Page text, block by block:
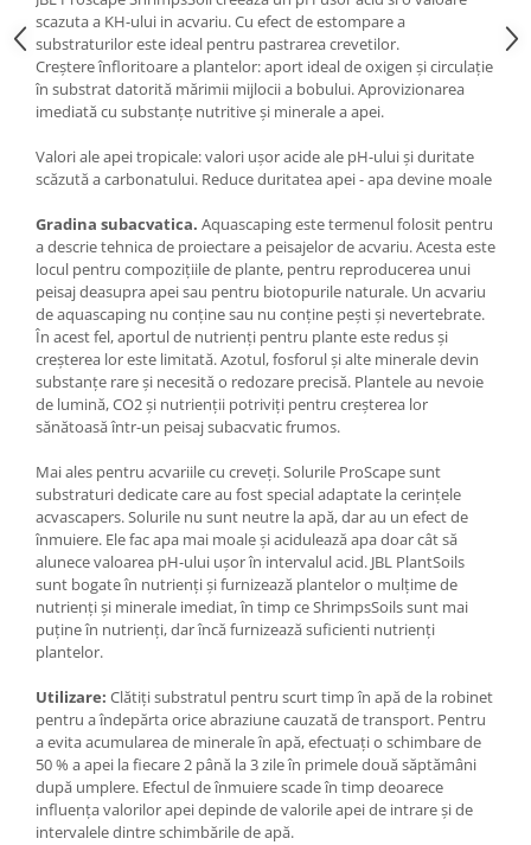
Lampi terarii
Suplimente vitamino minerale
reptile
Accesorii diverse terarii
Igiena Iazuri
Hrana pesti iazuri
Teste apa iaz
Filtre iaz
Pompe iaz
Incalzitor Iaz
Accesorii iaz
Cai
Toaletare cai
Casti echitatie
Accesorii cai
scazuta a KH-ului in acvariu. Cu efect de estompare a
substraturilor este ideal pentru pastrarea crevetilor.
Creștere înfloritoare a plantelor: aport ideal de oxigen și circulație
în substrat datorită mărimii mijlocii a bobului. Aprovizionarea
imediată cu substanțe nutritive și minerale a apei.
Valori ale apei tropicale: valori ușor acide ale pH-ului și duritate
scăzută a carbonatului. Reduce duritatea apei - apa devine moale
Gradina subacvatica. Aquascaping este termenul folosit pentru
a descrie tehnica de proiectare a peisajelor de acvariu. Acesta este
locul pentru compozițiile de plante, pentru reproducerea unui
peisaj deasupra apei sau pentru biotopurile naturale. Un acvariu
de aquascaping nu conține sau nu conține pești și nevertebrate.
În acest fel, aportul de nutrienți pentru plante este redus și
creșterea lor este limitată. Azotul, fosforul și alte minerale devin
substanțe rare și necesită o redozare precisă. Plantele au nevoie
de lumină, CO2 și nutrienții potriviți pentru creșterea lor
sănătoasă într-un peisaj subacvatic frumos.
Mai ales pentru acvariile cu creveți. Solurile ProScape sunt
substraturi dedicate care au fost special adaptate la cerințele
acvascapers. Solurile nu sunt neutre la apă, dar au un efect de
înmuiere. Ele fac apa mai moale și acidulează apa doar cât să
alunece valoarea pH-ului ușor în intervalul acid. JBL PlantSoils
sunt bogate în nutrienți și furnizează plantelor o mulțime de
nutrienți și minerale imediat, în timp ce ShrimpsSoils sunt mai
puține în nutrienți, dar încă furnizează suficienti nutrienți
plantelor.
Utilizare: Clătiți substratul pentru scurt timp în apă de la robinet
pentru a îndepărta orice abraziune cauzată de transport. Pentru
a evita acumularea de minerale în apă, efectuați o schimbare de
50 % a apei la fiecare 2 până la 3 zile în primele două săptămâni
după umplere. Efectul de înmuiere scade în timp deoarece
influența valorilor apei depinde de valorile apei de intrare și de
intervalele dintre schimbările de apă.